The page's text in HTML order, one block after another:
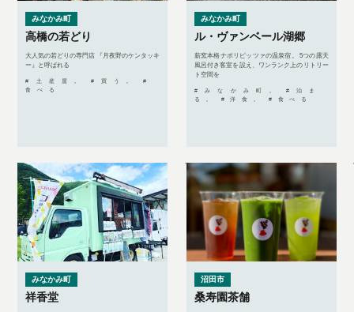
みなかみ町
高橋の若どり
大人気の若どりの専門店 『月夜野のケンタッキ
ー』と呼ばれる
#土産屋, #買う, #
食べる
みなかみ町
ル・ヴァンベール湖郷
薪窯本格ナポリピッツァの温泉宿。 5つの露天
風呂付き客室を設え、ワンランク上のリトリー
ト空間を
#みなかみ町, #泊ま
る, #洋食, #食べる
みなかみ町
祥香堂
沼田市
桑寿園茶舗